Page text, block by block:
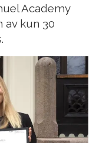
Academy
av kun 30